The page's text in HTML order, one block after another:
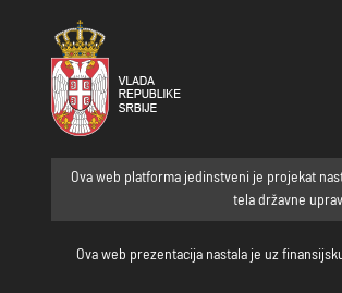
Ova web platforma jedinstveni je projekat
tela državne
Ova web prezentacija nastala je uz